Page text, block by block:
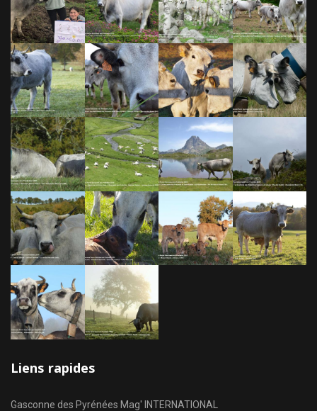
Liens rapides
Gasconne des Pyrénées Mag' INTERNATIONAL